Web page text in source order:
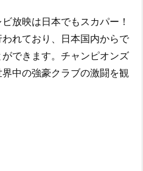
放映は日本でもスカパー！
れており、日本国内からで
できます。チャンピオンズ
中の強豪クラブの激闘を観